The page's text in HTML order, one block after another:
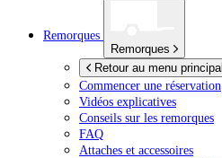
Remorques
Remorques
Retour au menu principal
Commencer une réservation
Vidéos explicatives
Conseils sur les remorques
FAQ
Attaches et accessoires